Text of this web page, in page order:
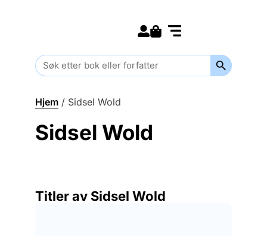
Search
for:
Search
Hjem / Sidsel Wold
Sidsel Wold
Titler av Sidsel Wold